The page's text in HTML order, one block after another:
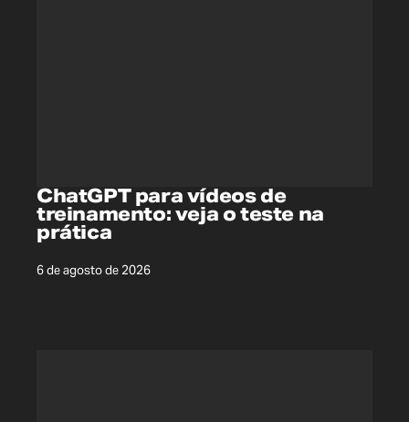
ChatGPT para vídeos de
treinamento: veja o teste na
prática
6 de agosto de 2026